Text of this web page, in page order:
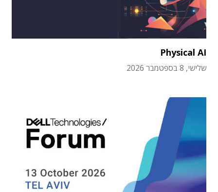
Physical AI
שלישי, 8 בספטמבר 2026